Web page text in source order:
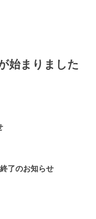
始まりました
了のお知らせ